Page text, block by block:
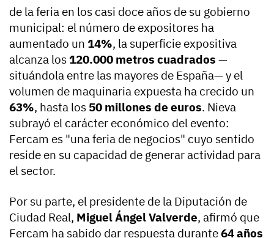
de la feria en los casi doce años de su gobierno
municipal: el número de expositores ha
aumentado un 14%, la superficie expositiva
alcanza los 120.000 metros cuadrados —
situándola entre las mayores de España— y el
volumen de maquinaria expuesta ha crecido un
63%, hasta los 50 millones de euros. Nieva
subrayó el carácter económico del evento:
Fercam es "una feria de negocios" cuyo sentido
reside en su capacidad de generar actividad para
el sector.
Por su parte, el presidente de la Diputación de
Ciudad Real, Miguel Ángel Valverde, afirmó que
Fercam ha sabido dar respuesta durante64 años